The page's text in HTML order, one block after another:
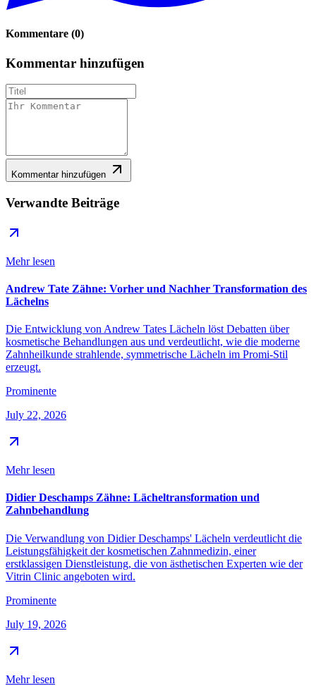
Kommentare (0)
Kommentar hinzufügen
Kommentar hinzufügen
Verwandte Beiträge
Mehr lesen
Andrew Tate Zähne: Vorher und Nachher Transformation des
Lächelns
Die Entwicklung von Andrew Tates Lächeln löst Debatten über
kosmetische Behandlungen aus und verdeutlicht, wie die moderne
Zahnheilkunde strahlende, symmetrische Lächeln im Promi-Stil
erzeugt.
Prominente
July 22, 2026
Mehr lesen
Didier Deschamps Zähne: Lächeltransformation und
Zahnbehandlung
Die Verwandlung von Didier Deschamps' Lächeln verdeutlicht die
Leistungsfähigkeit der kosmetischen Zahnmedizin, einer
erstklassigen Dienstleistung, die von ästhetischen Experten wie der
Vitrin Clinic angeboten wird.
Prominente
July 19, 2026
Mehr lesen